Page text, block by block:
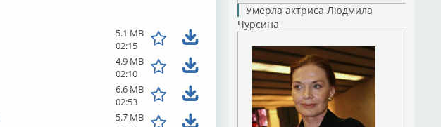
5.1 MB
02:15
4.9 MB
02:10
6.6 MB
02:53
5.7 MB
Умерла актриса Людмила
Чурсина